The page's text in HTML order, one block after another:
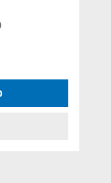
5 Sternen